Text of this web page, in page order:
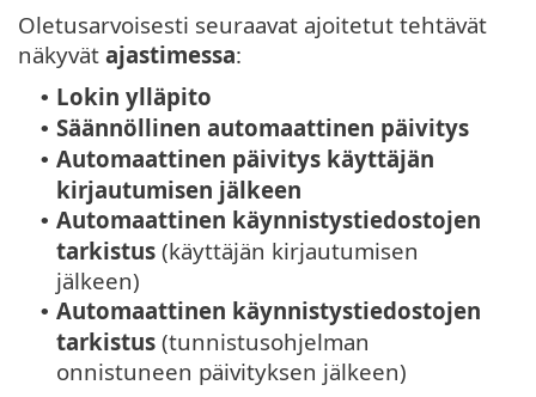
Oletusarvoisesti seuraavat ajoitetut tehtävät
näkyvät ajastimessa:
• Lokin ylläpito
• Säännöllinen automaattinen päivitys
• Automaattinen päivitys käyttäjän
kirjautumisen jälkeen
• Automaattinen käynnistystiedostojen
tarkistus (käyttäjän kirjautumisen
jälkeen)
• Automaattinen käynnistystiedostojen
tarkistus (tunnistusohjelman
onnistuneen päivityksen jälkeen)